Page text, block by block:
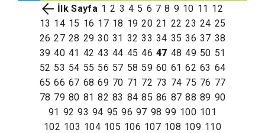
İlk Sayfa 1 2 3 4 5 6 7 8 9 10 11 12
13 14 15 16 17 18 19 20 21 22 23 24 25
26 27 28 29 30 31 32 33 34 35 36 37 38
39 40 41 42 43 44 45 46 47 48 49 50 51
52 53 54 55 56 57 58 59 60 61 62 63 64
65 66 67 68 69 70 71 72 73 74 75 76 77
78 79 80 81 82 83 84 85 86 87 88 89 90
91 92 93 94 95 96 97 98 99 100 101
102 103 104 105 106 107 108 109 110